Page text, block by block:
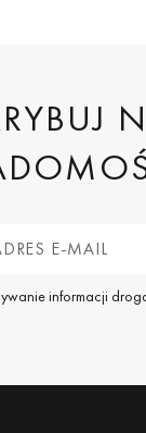
informacji